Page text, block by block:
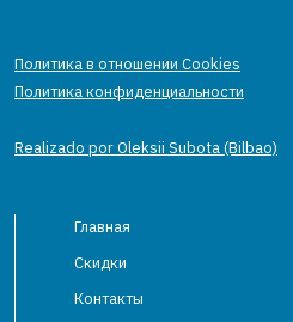
Политика в отношении Cookies
Политика конфиденциальности
Realizado por Oleksii Subota (Bilbao)
Главная
Скидки
Контакты